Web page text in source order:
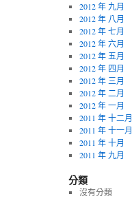
2012 年 九月
2012 年 八月
2012 年 七月
2012 年 六月
2012 年 五月
2012 年 四月
2012 年 三月
2012 年 二月
2012 年 一月
2011 年 十二月
2011 年 十一月
2011 年 十月
2011 年 九月
分類
沒有分類